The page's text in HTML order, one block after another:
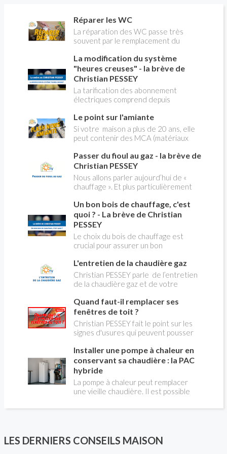
Réparer les WC
La réparation des WC passe très
souvent par le remplacement du
expliquer
La modification du système
"heures creuses" - la brève de
Christian PESSEY
La tarification des abonnement
électriques comprend depuis
pleines, heures creuses. Aujourd'hui
Christian PESSEY vous explique tout
ce qu'il faut savoir sur la nouvelle
modification du système "heures
creuses" qui concerne près de 15
millions de Français !
Le point sur l'amiante
Si votre maison a plus de 20 ans, elle
peut contenir des MCA (matériaux
panique, on fait le point dans notre
flash news n°3 spéciale Amiante et
ses dangers avec Christian Pessey
Passer du fioul au gaz - la brève de
Christian PESSEY
Nous allons parler aujourd’hui de «
chauffage ». Et plus particulièrement
aborder l’abandon du fioul au profit du
gaz.
Un bon bois de chauffage, c'est
quoi ? - La brève de Christian
PESSEY
Le choix du bois de chauffage est
crucial pour assurer un bon
l'impact environnemental. Mais
comment reconnaître un bois de
qualité ? Plusieurs critères entrent en
jeu : le type d'essence, le taux
d'humidité, la densité et la saison de
coupe.
L'entretien de la chaudière gaz
Christian PESSEY parle de l’entretien
de la chaudière gaz et de votre
avez un système par radiateurs ou un
plancher chauffant, qui sont alimentés
par une chaudière au gaz, vous devez
faire entretenir celle-ci une fois par
an, que vous soyez locataire ou
propriétaire occupant. C’est la même
chose pour un chauffe-bains au gaz.
C’est une obligation légale. Si vous ne
le faites pas, votre responsabilité
pourra être engagée en cas
d’accident, et vous ne serez pas
Quand faut-il remplacer ses
fenêtres de toit ?
Christian PESSEY fait le point sur les
signes d'usures qui peuvent pousser
toit. En remplaçant vos fenêtre de toit
vous ferez des économies de
chauffage et vous améliorerez le
confort des combles qui en sont
équipées.
Installer une pompe à chaleur en
conservant sa chaudière : la PAC
hybride
La pompe à chaleur peut remplacer
une vieille chaudière. Il est possible
l'énergie initialement utilisée (gaz ou
Est-ce intéressant économiquement?
Peut-on bénéficier d'aides comme le
LES DERNIERS CONSEILS MAISON